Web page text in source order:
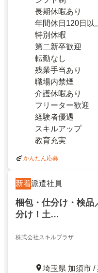
長期休暇あり
年間休日120日以
特別休暇
第二新卒歓迎
転勤なし
残業手当あり
職場内禁煙
介護休暇あり
フリーター歓迎
経験者優遇
スキルアップ
教育充実
かんたん応募
新着派遣社員
梱包・仕分け・検品
分け！土…
株式会社スキルプラザ
埼玉県 加須市 /